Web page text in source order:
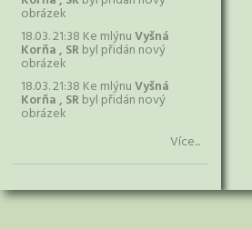
obrázek
18.03. 21:38 Ke mlýnuVyšná
Korňa , SRbyl přidán nový
obrázek
18.03. 21:38 Ke mlýnuVyšná
Korňa , SRbyl přidán nový
obrázek
Více...